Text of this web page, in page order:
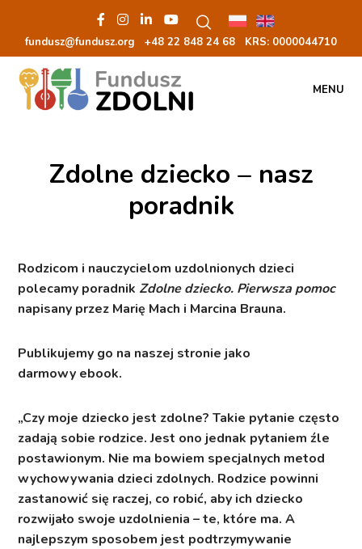
fundusz@fundusz.org +48 22 848 24 68 KRS: 0000044710
MENU
Zdolne dziecko – nasz
poradnik
Rodzicom i nauczycielom uzdolnionych dzieci
polecamy poradnik Zdolne dziecko. Pierwsza pomoc
napisany przez Marię Mach i Marcina Brauna.
Publikujemy go na naszej stronie jako
darmowy ebook.
„Czy moje dziecko jest zdolne? Takie pytanie często
zadają sobie rodzice. Jest ono jednak pytaniem źle
postawionym. Nie ma bowiem specjalnych metod
wychowywania dzieci zdolnych. Rodzice powinni
zastanowić się raczej, co robić, aby ich dziecko
rozwijało swoje uzdolnienia – te, które ma. A
najlepszym sposobem jest podtrzymywanie